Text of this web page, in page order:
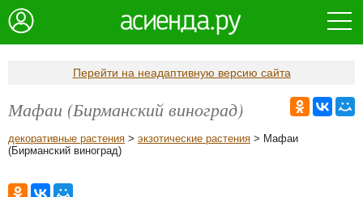
Перейти на неадаптивную версию сайта
Мафаи (Бирманский виноград)
декоративные растения > экзотические растения > Мафаи
(Бирманский виноград)